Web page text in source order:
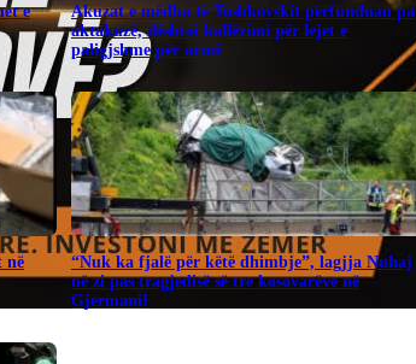
e
Akuzat e mëdha të Toshkovskit përfunduan pa
aktakuzë, dështoi kallëzimi për lejet e
paligjshme për armë
në
“Nuk ka fjalë për këtë dhimbje”, lagjja Nuhaj
në zi pas tragjedisë së tre kosovarëve në
Gjermani!